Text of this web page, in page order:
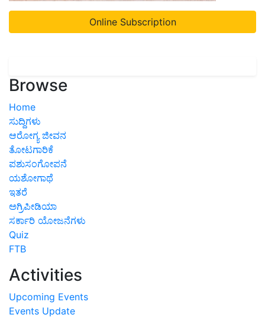
Online Subscription
Browse
Home
ಸುದ್ದಿಗಳು
ಆರೋಗ್ಯ ಜೀವನ
ತೋಟಗಾರಿಕೆ
ಪಶುಸಂಗೋಪನೆ
ಯಶೋಗಾಥೆ
ಇತರೆ
ಅಗ್ರಿಪೀಡಿಯಾ
ಸರ್ಕಾರಿ ಯೋಜನೆಗಳು
Quiz
FTB
Activities
Upcoming Events
Events Update